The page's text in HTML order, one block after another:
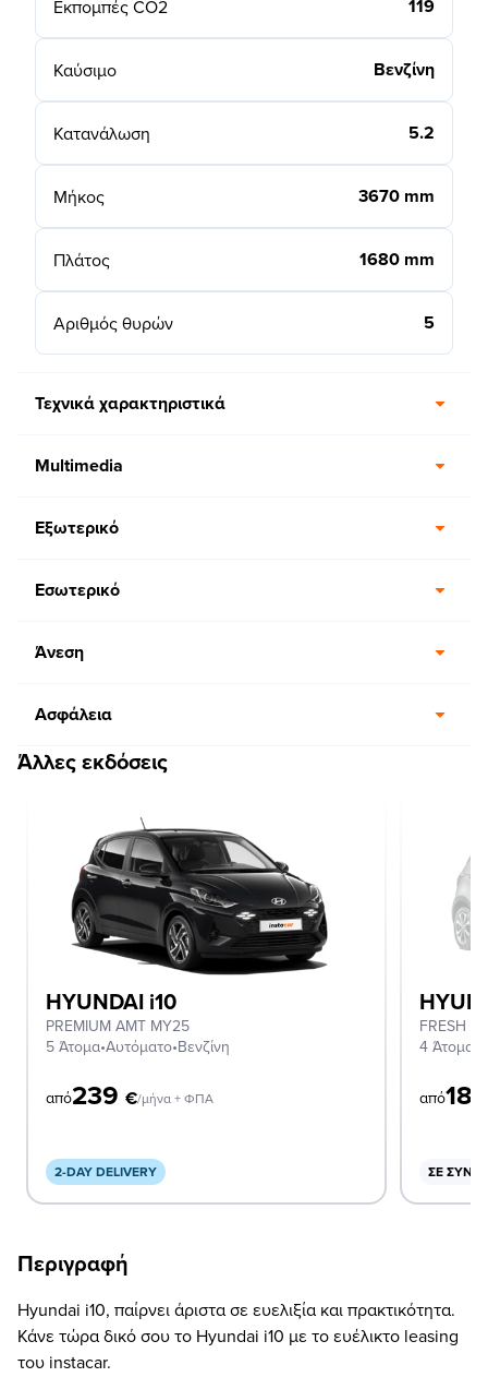
Εκπομπές CO2 119
Καύσιμο Βενζίνη
Κατανάλωση 5.2
Μήκος 3670 mm
Πλάτος 1680 mm
Αριθμός θυρών 5
Τεχνικά χαρακτηριστικά
Multimedia
Εξωτερικό
Εσωτερικό
Άνεση
Ασφάλεια
Άλλες εκδόσεις
HYUNDAI i10
PREMIUM AMT MY25
5 Άτομα•Αυτόματο•Βενζίνη
από239 €/μήνα + ΦΠΑ
2-DAY DELIVERY
FRESH
4 Άτομα
από
ΣΕ
Περιγραφή
Hyundai i10, παίρνει άριστα σε ευελιξία και πρακτικότητα.
Κάνε τώρα δικό σου το Hyundai i10 με το ευέλικτο leasing
του instacar.